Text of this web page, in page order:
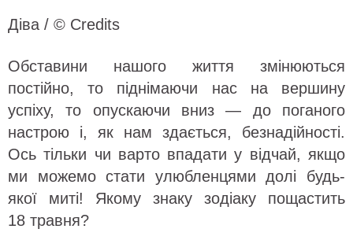
Діва / © Credits
Обставини нашого життя змінюються
постійно, то піднімаючи нас на вершину
успіху, то опускаючи вниз — до поганого
настрою і, як нам здається, безнадійності.
Ось тільки чи варто впадати у відчай, якщо
ми можемо стати улюбленцями долі будь-
якої миті! Якому знаку зодіаку пощастить
18 травня?